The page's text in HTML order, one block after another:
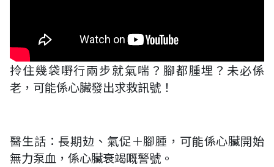
拎住幾袋嘢行兩步就氣喘？腳都腫埋？未必係
老，可能係心臟發出求救訊號！
醫生話：長期攰、氣促＋腳腫，可能係心臟開始
無力泵血，係心臟衰竭嘅警號。